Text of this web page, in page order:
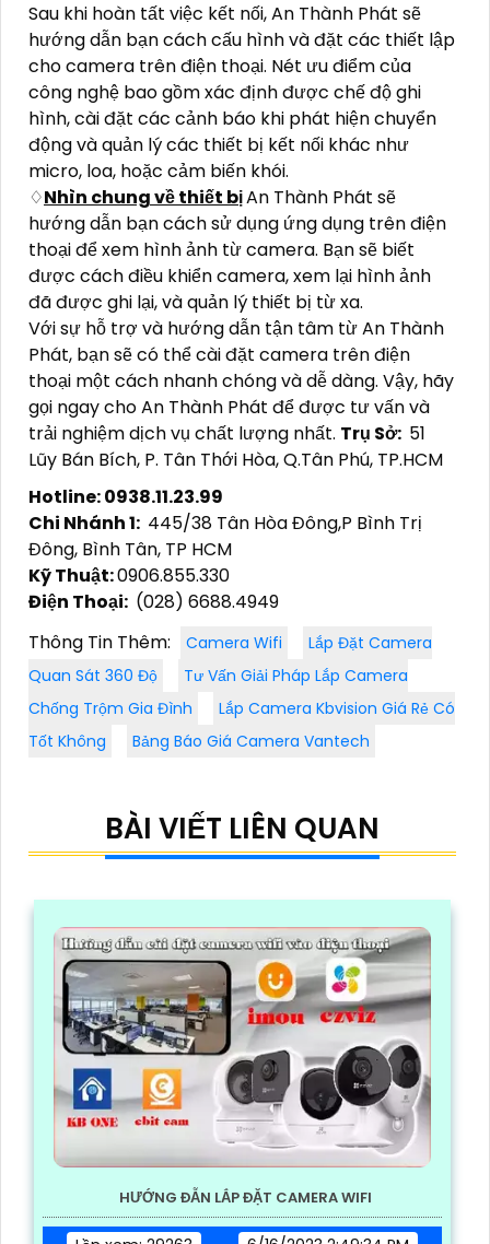
Sau khi hoàn tất việc kết nối, An Thành Phát sẽ
hướng dẫn bạn cách cấu hình và đặt các thiết lập
cho camera trên điện thoại. Nét ưu điểm của
công nghệ bao gồm xác định được chế độ ghi
hình, cài đặt các cảnh báo khi phát hiện chuyển
động và quản lý các thiết bị kết nối khác như
micro, loa, hoặc cảm biến khói.
♢Nhìn chung về thiết bịAn Thành Phát sẽ
hướng dẫn bạn cách sử dụng ứng dụng trên điện
thoại để xem hình ảnh từ camera. Bạn sẽ biết
được cách điều khiển camera, xem lại hình ảnh
đã được ghi lại, và quản lý thiết bị từ xa.
Với sự hỗ trợ và hướng dẫn tận tâm từ An Thành
Phát, bạn sẽ có thể cài đặt camera trên điện
thoại một cách nhanh chóng và dễ dàng. Vậy, hãy
gọi ngay cho An Thành Phát để được tư vấn và
trải nghiệm dịch vụ chất lượng nhất. Trụ Sở: 51
Lũy Bán Bích, P. Tân Thới Hòa, Q.Tân Phú, TP.HCM
Hotline: 0938.11.23.99
Chi Nhánh 1: 445/38 Tân Hòa Đông,P Bình Trị
Đông, Bình Tân, TP HCM
Kỹ Thuật:0906.855.330
Điện Thoại: (028) 6688.4949
Thông Tin Thêm:
Camera Wifi
Lắp Đặt Camera
Quan Sát 360 Độ
Tư Vấn Giải Pháp Lắp Camera
Chống Trộm Gia Đình
Lắp Camera Kbvision Giá Rẻ Có
Tốt Không
Bảng Báo Giá Camera Vantech
BÀI VIẾT LIÊN QUAN
HƯỚNG ĐẪN LẮP ĐẶT CAMERA WIFI